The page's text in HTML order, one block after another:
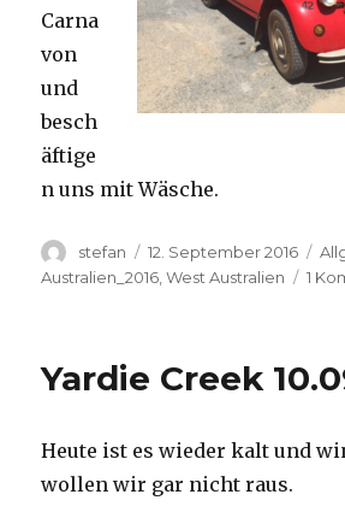
Carna
von
und
besch
äftige
n uns mit Wäsche.
Autor
stefan
Veröffentlicht
am
12. September 2016
Australien_2016 ,West Australien 1
Yardie Creek
Heute ist es wieder kalt und
wollen wir gar nicht raus.